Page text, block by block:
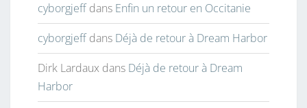
cyborgjeffdans Enfin un retour en Occitanie
cyborgjeffdans Déjà de retour à Dream Harbor
Dirk Lardaux dans Déjà de retour à Dream
Harbor